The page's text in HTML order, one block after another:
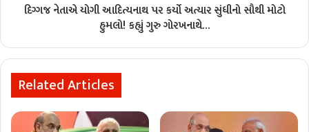
દિગ્ગજ નેતાએ યોગી આદિત્યનાથ પર કર્યો અત્યાર સુંધીનો સૌથી મોટો
હુમલો! કહ્યું ગુરુ ગોરખનાથે…
Related Articles